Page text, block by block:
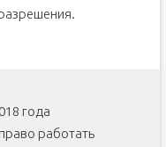
года
работать